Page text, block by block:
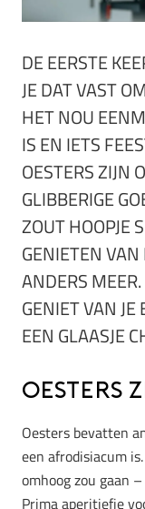
DE EERSTE
JE DAT VAST
HET NOU
IS EN IETS
OESTERS ZIJN
GLIBBERIGE
ZOUT HOOPJE
GENIETEN
ANDERS
GENIET VAN JE
EEN GLAASJE
Oesters
Oesters bevatten
een afrodisiacum
omhoog zou gaan
Prima aperitiefje